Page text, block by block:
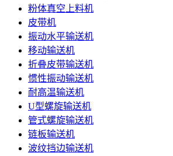
粉体真空上料机
皮带机
振动水平输送机
移动输送机
折叠皮带输送机
惯性振动输送机
耐高温输送机
U型螺旋输送机
管式螺旋输送机
链板输送机
波纹挡边输送机